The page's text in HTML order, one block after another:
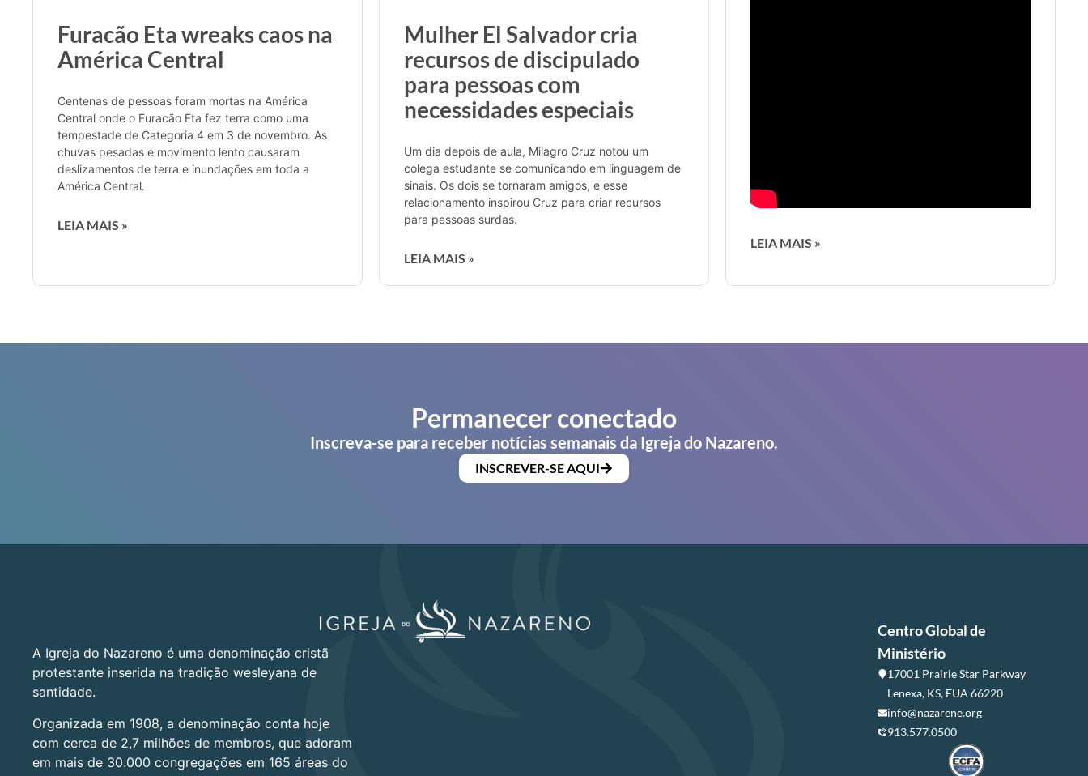
Furacão Eta wreaks caos na
América Central
Centenas de pessoas foram mortas na América
Central onde o Furacão Eta fez terra como uma
tempestade de Categoria 4 em 3 de novembro. As
chuvas pesadas e movimento lento causaram
deslizamentos de terra e inundações em toda a
América Central.
LEIA MAIS »
Mulher El Salvador cria
recursos de discipulado
para pessoas com
necessidades especiais
Um dia depois de aula, Milagro Cruz notou um
colega estudante se comunicando em linguagem de
sinais. Os dois se tornaram amigos, e esse
relacionamento inspirou Cruz para criar recursos
para pessoas surdas.
LEIA MAIS »
LEIA MAIS »
Permanecer conectado
Inscreva-se para receber notícias semanais da Igreja do Nazareno.
INSCREVER-SE AQUI
A Igreja do Nazareno é uma denominação cristã
protestante inserida na tradição wesleyana de
santidade.
Organizada em 1908, a denominação conta hoje
com cerca de 2,7 milhões de membros, que adoram
em mais de 30.000 congregações em 165 áreas do
Centro Global de
Ministério
17001 Prairie Star Parkway
Lenexa, KS, EUA 66220
info@nazarene.org
913.577.0500